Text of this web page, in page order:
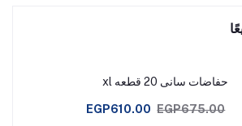
حفاضات سانى 20 قطعه xl
EGP610.00 EGP675.00